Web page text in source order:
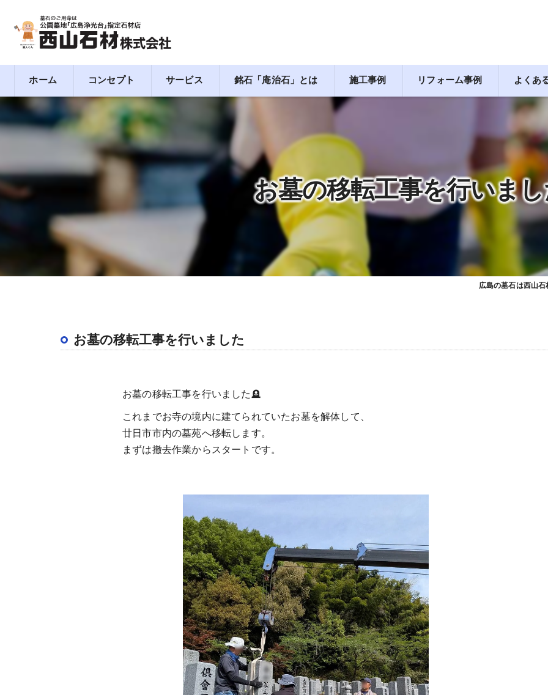
ホーム コンセプト
広島の墓石･西山石材株式会社のミニ情報
広島の墓石･西山石材株式会社の評判
広島の墓石･西山石材株式会社のお客様の声
サービス 銘石「庵治石」とは 施工事例 リフォーム事例 よくあ
お墓の移転工事を行いま
広島の墓石は西山
お墓の移転工事を行いました
お墓の移転工事を行いました🪦
これまでお寺の境内に建てられていたお墓を解体して、
廿日市市内の墓苑へ移転します。
まずは撤去作業からスタートです。